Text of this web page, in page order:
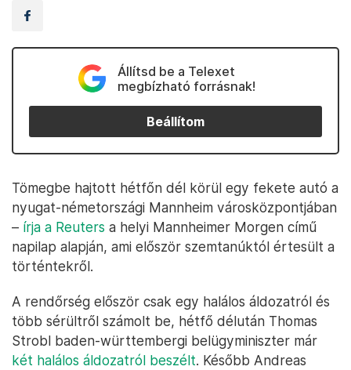
Állítsd be a Telexet
megbízható forrásnak!
Beállítom
Tömegbe hajtott hétfőn dél körül egy fekete autó a
nyugat-németországi Mannheim városközpontjában
– írja a Reuters a helyi Mannheimer Morgen című
napilap alapján, ami először szemtanúktól értesült a
történtekről.
A rendőrség először csak egy halálos áldozatról és
több sérültről számolt be, hétfő délután Thomas
Strobl baden-württembergi belügyminiszter már
két halálos áldozatról beszélt. Később Andreas